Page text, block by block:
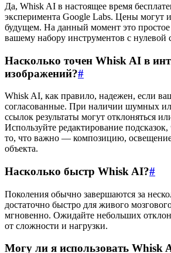
Да, Whisk AI в настоящее время
эксперимента Google Labs. Цены могут
будущем. На данный момент это
вашему набору инструментов с нулевой
Насколько точен Whisk AI в
изображений?#
Whisk AI, как правило, надежен, если
согласованные. При наличии шумных
ссылок результаты могут отклоняться
Используйте редактирование
то, что важно — композицию,
объекта.
Насколько быстр Whisk AI?#
Поколения обычно завершаются за
достаточно быстро для живого
мгновенно. Ожидайте небольших
от сложности и нагрузки.
Могу ли я использовать Whisk